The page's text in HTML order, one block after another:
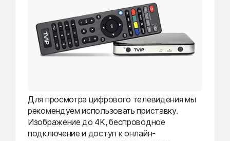
Для просмотра цифрового телевидения мы
рекомендуем использовать приставку.
Изображение до 4K, беспроводное
подключение и доступ к онлайн-